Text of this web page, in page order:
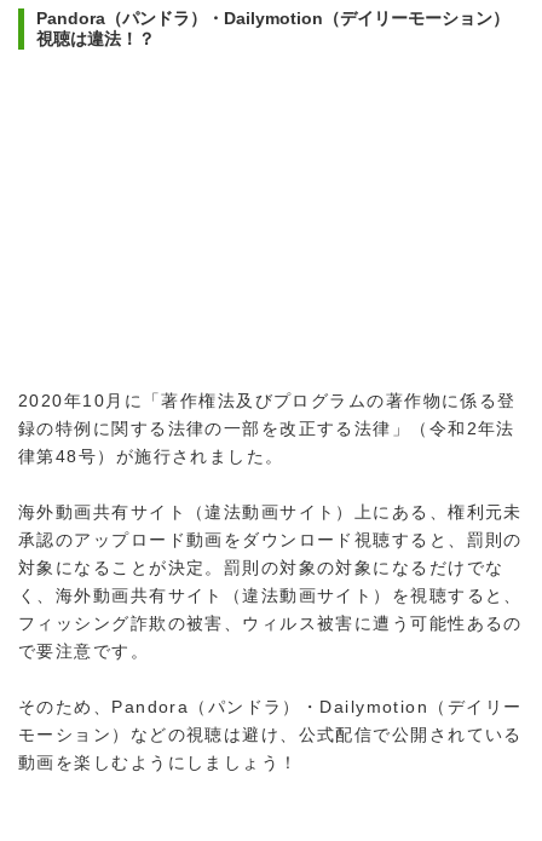
Pandora（パンドラ）・Dailymotion（デイリーモーション）
視聴は違法！？
2020年10月に「著作権法及びプログラムの著作物に係る登
録の特例に関する法律の一部を改正する法律」（令和2年法
律第48号）が施行されました。
海外動画共有サイト（違法動画サイト）上にある、権利元未
承認のアップロード動画をダウンロード視聴すると、罰則の
対象になることが決定。罰則の対象の対象になるだけでな
く、海外動画共有サイト（違法動画サイト）を視聴すると、
フィッシング詐欺の被害、ウィルス被害に遭う可能性あるの
で要注意です。
そのため、Pandora（パンドラ）・Dailymotion（デイリー
モーション）などの視聴は避け、公式配信で公開されている
動画を楽しむようにしましょう！